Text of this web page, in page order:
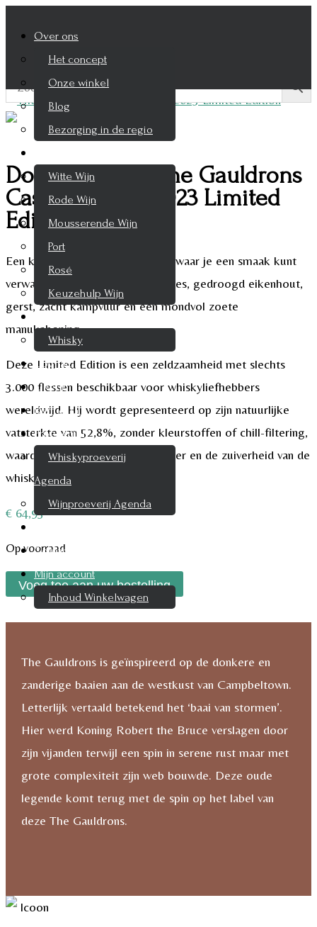
Over ons
Het concept
Onze winkel
Blog
Bezorging in de regio
Witte Wijn
Rode Wijn
Mousserende Wijn
Port
Rosé
Keuzehulp Wijn
Whisky
Whisky
Cognac
Likeur
Rum & Gin
Proeverijen
Whiskyproeverij
Agenda
Wijnproeverij Agenda
Contact
Mijn account
Inhoud Winkelwagen
Douglas Laing The Gauldrons
Cask Strength 2023 Limited
Edition
Een klassieke Campbeltown-stijl waar je een smaak kunt
verwachten met tonen van zeebries, gedroogd eikenhout,
gerst, zacht kampvuur en een mondvol zoete
manukahoning.
Deze Limited Edition is een zeldzaamheid met slechts
3.000 flessen beschikbaar voor whiskyliefhebbers
wereldwijd. Hij wordt gepresenteerd op zijn natuurlijke
vatsterkte van 52,8%, zonder kleurstoffen of chill-filtering,
waardoor het authentieke karakter en de zuiverheid van de
whisky behouden blijven.
€ 64,95
Op voorraad
Douglas
Laing
The
Edition
aantal
Voeg toe aan uw bestelling
The Gauldrons is geïnspireerd op de donkere en
zanderige baaien aan de westkust van Campbeltown.
Letterlijk vertaald betekend het ‘baai van stormen’.
Hier werd Koning Robert the Bruce verslagen door
zijn vijanden terwijl een spin in serene rust maar met
grote complexiteit zijn web bouwde. Deze oude
legende komt terug met de spin op het label van
deze The Gauldrons.